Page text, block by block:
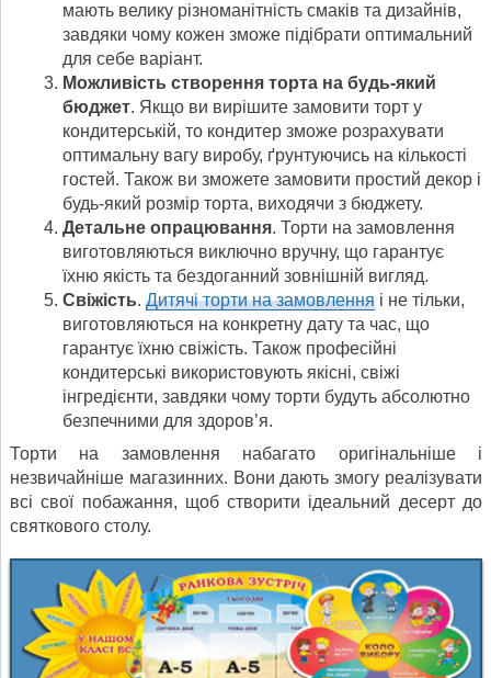
мають велику різноманітність смаків та дизайнів,
завдяки чому кожен зможе підібрати оптимальний
для себе варіант.
Можливість створення торта на будь-який
бюджет. Якщо ви вирішите замовити торт у
кондитерській, то кондитер зможе розрахувати
оптимальну вагу виробу, ґрунтуючись на кількості
гостей. Також ви зможете замовити простий декор і
будь-який розмір торта, виходячи з бюджету.
Детальне опрацювання. Торти на замовлення
виготовляються виключно вручну, що гарантує
їхню якість та бездоганний зовнішній вигляд.
Свіжість. Дитячі торти на замовлення і не тільки,
виготовляються на конкретну дату та час, що
гарантує їхню свіжість. Також професійні
кондитерські використовують якісні, свіжі
інгредієнти, завдяки чому торти будуть абсолютно
безпечними для здоров’я.
Торти на замовлення набагато оригінальніше і
незвичайніше магазинних. Вони дають змогу реалізувати
всі свої побажання, щоб створити ідеальний десерт до
святкового столу.